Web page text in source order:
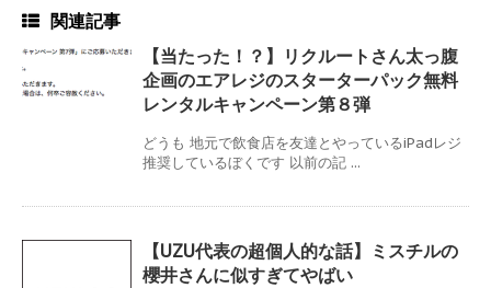
関連記事
【当たった！？】リクルートさん太っ腹
企画のエアレジのスターターパック無料
レンタルキャンペーン第８弾
どうも 地元で飲食店を友達とやっているiPadレジ
推奨しているぼくです 以前の記 ...
【UZU代表の超個人的な話】ミスチルの
櫻井さんに似すぎてやばい